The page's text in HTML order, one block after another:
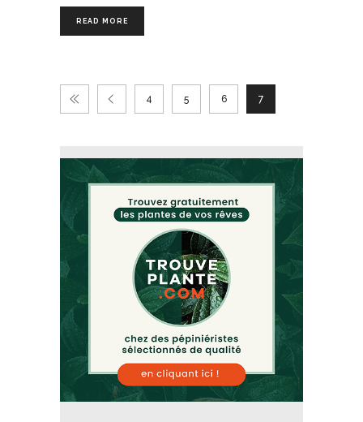
READ MORE
4 5 6 7